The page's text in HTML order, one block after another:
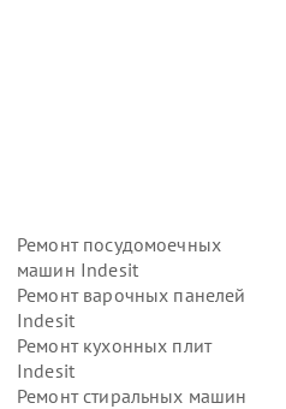
Ремонт посудомоечных
машин Indesit
Ремонт варочных панелей
Indesit
Ремонт кухонных плит
Indesit
Ремонт стиральных машин